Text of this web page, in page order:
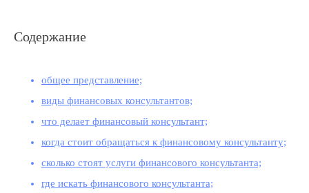
Содержание
общее представление;
виды финансовых консультантов;
что делает финансовый консультант;
когда стоит обращаться к финансовому консультанту;
сколько стоят услуги финансового консультанта;
где искать финансового консультанта;